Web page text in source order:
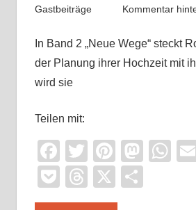
Gastbeiträge
Kommentar
In Band 2 „Neue Wege“ steckt
der Planung ihrer Hochzeit mit
wird sie
Teilen mit:
Facebook
TwitterPinterest
PocketThreads
X